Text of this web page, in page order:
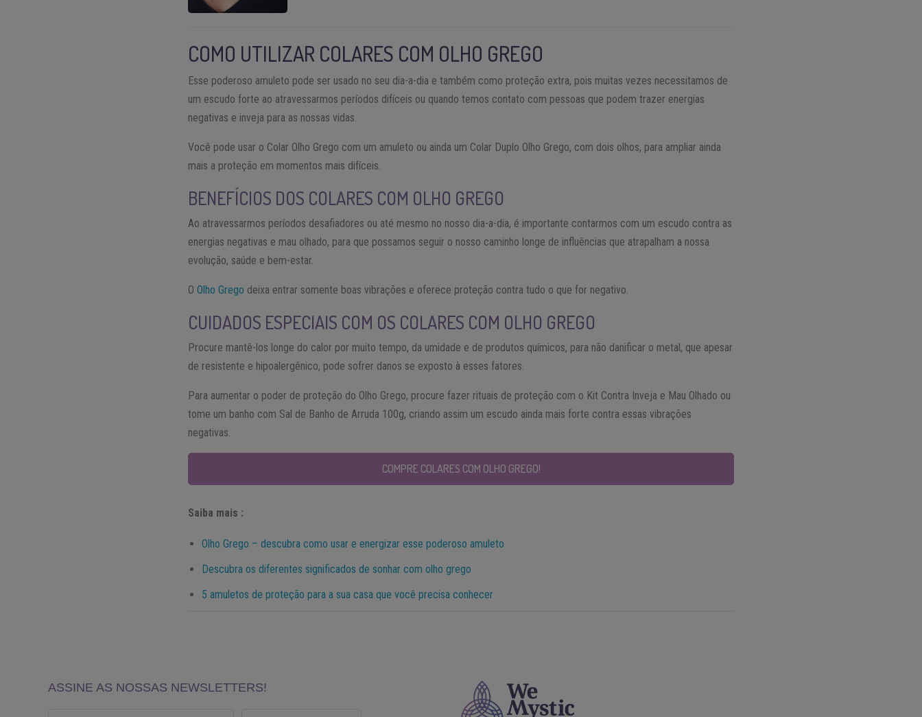
COMO UTILIZAR COLARES COM OLHO GREGO
Esse poderoso amuleto pode ser usado no seu dia-a-dia e também como proteção extra, pois muitas vezes necessitamos de
um escudo forte ao atravessarmos períodos difíceis ou quando temos contato com pessoas que podem trazer energias
negativas e inveja para as nossas vidas.
Você pode usar o Colar Olho Grego com um amuleto ou ainda um Colar Duplo Olho Grego, com dois olhos, para ampliar ainda
mais a proteção em momentos mais difíceis.
BENEFÍCIOS DOS COLARES COM OLHO GREGO
Ao atravessarmos períodos desafiadores ou até mesmo no nosso dia-a-dia, é importante contarmos com um escudo contra as
energias negativas e mau olhado, para que possamos seguir o nosso caminho longe de influências que atrapalham a nossa
evolução, saúde e bem-estar.
OOlho Grego deixa entrar somente boas vibrações e oferece proteção contra tudo o que for negativo.
CUIDADOS ESPECIAIS COM OS COLARES COM OLHO GREGO
Procure mantê-los longe do calor por muito tempo, da umidade e de produtos químicos, para não danificar o metal, que apesar
de resistente e hipoalergênico, pode sofrer danos se exposto à esses fatores.
Para aumentar o poder de proteção do Olho Grego, procure fazer rituais de proteção com o Kit Contra Inveja e Mau Olhado ou
tome um banho com Sal de Banho de Arruda 100g, criando assim um escudo ainda mais forte contra essas vibrações
negativas.
COMPRE COLARES COM OLHO GREGO!
Saiba mais :
Olho Grego – descubra como usar e energizar esse poderoso amuleto
Descubra os diferentes significados de sonhar com olho grego
5 amuletos de proteção para a sua casa que você precisa conhecer